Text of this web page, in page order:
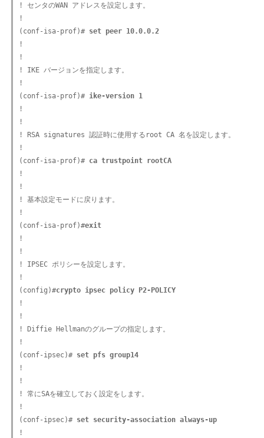
! センタのWAN アドレスを設定します。
!
(conf-isa-prof)# set peer 10.0.0.2
!
!
! IKE バージョンを指定します。
!
(conf-isa-prof)# ike-version 1
!
!
! RSA signatures 認証時に使用するroot CA 名を設定します。
!
(conf-isa-prof)# ca trustpoint rootCA
!
!
! 基本設定モードに戻ります。
!
(conf-isa-prof)#exit
!
!
! IPSEC ポリシーを設定します。
!
(config)#crypto ipsec policy P2-POLICY
!
!
! Diffie Hellmanのグループの指定します。
!
(conf-ipsec)# set pfs group14
!
!
! 常にSAを確立しておく設定をします。
!
(conf-ipsec)# set security-association always-up
!